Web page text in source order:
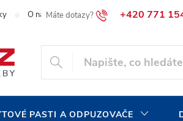
+420 771
O naší společnosti Blog Volná
PASTI A ODPUZOVAČE